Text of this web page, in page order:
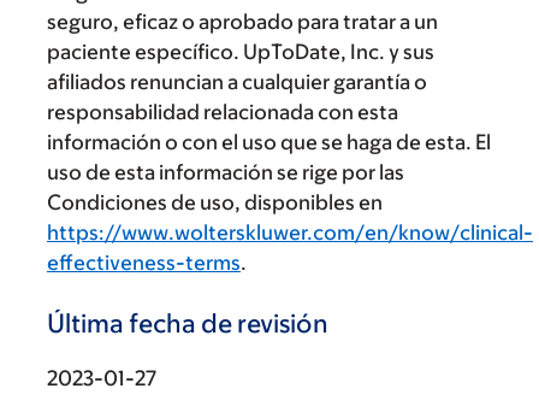
seguro, eficaz o aprobado para tratar a un
paciente específico. UpToDate, Inc. y sus
afiliados renuncian a cualquier garantía o
responsabilidad relacionada con esta
información o con el uso que se haga de esta. El
uso de esta información se rige por las
Condiciones de uso, disponibles en
https://www.wolterskluwer.com/en/know/clinical-
effectiveness-terms.
Última fecha de revisión
2023-01-27